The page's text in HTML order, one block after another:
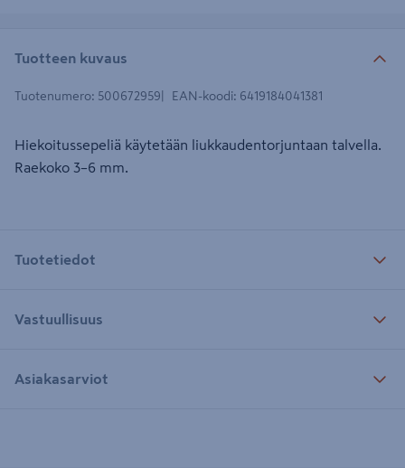
Tuotteen kuvaus
Tuotenumero: 500672959 EAN-koodi: 6419184041381
Hiekoitussepeliä käytetään liukkaudentorjuntaan talvella.
Raekoko 3–6 mm.
Tuotetiedot
Vastuullisuus
Asiakasarviot